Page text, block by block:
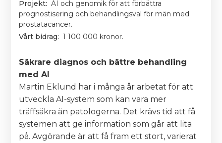
Projekt: AI och genomik för att förbättra
prognostisering och behandlingsval för män med
prostatacancer.
Vårt bidrag: 1 100 000 kronor.
Säkrare diagnos och bättre behandling
med AI
Martin Eklund har i många år arbetat för att
utveckla AI-system som kan vara mer
träffsäkra än patologerna. Det krävs tid att få
systemen att ge information som går att lita
på. Avgörande är att få fram ett stort, varierat